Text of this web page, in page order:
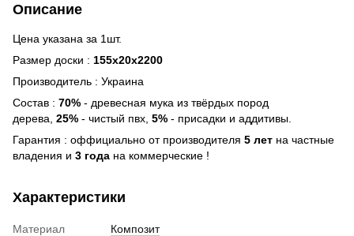
Описание
Цена указана за 1шт.
Размер доски : 155х20x2200
Производитель : Украина
Состав : 70% - древесная мука из твёрдых пород
дерева, 25% - чистый пвх, 5% - присадки и аддитивы.
Гарантия : оффициально от производителя 5 лет на частные
владения и 3 года на коммерческие !
Характеристики
Материал
Композит